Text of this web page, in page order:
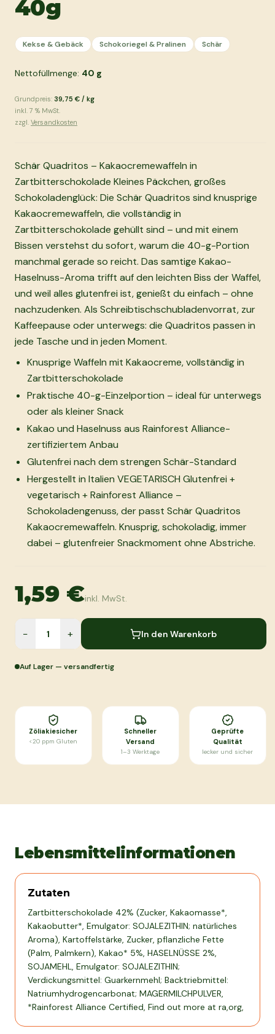
40g
Kekse & Gebäck Schokoriegel & Pralinen Schär
Nettofüllmenge: 40 g
Grundpreis: 39,75 € / kg
inkl. 7 % MwSt.
zzgl. Versandkosten
Schär Quadritos – Kakaocremewaffeln in
Zartbitterschokolade Kleines Päckchen, großes
Schokoladenglück: Die Schär Quadritos sind knusprige
Kakaocremewaffeln, die vollständig in
Zartbitterschokolade gehüllt sind – und mit einem
Bissen verstehst du sofort, warum die 40-g-Portion
manchmal gerade so reicht. Das samtige Kakao-
Haselnuss-Aroma trifft auf den leichten Biss der Waffel,
und weil alles glutenfrei ist, genießt du einfach – ohne
nachzudenken. Als Schreibtischschubladenvorrat, zur
Kaffeepause oder unterwegs: die Quadritos passen in
jede Tasche und in jeden Moment.
Knusprige Waffeln mit Kakaocreme, vollständig in
Zartbitterschokolade
Praktische 40-g-Einzelportion – ideal für unterwegs
oder als kleiner Snack
Kakao und Haselnuss aus Rainforest Alliance-
zertifiziertem Anbau
Glutenfrei nach dem strengen Schär-Standard
Hergestellt in Italien VEGETARISCH Glutenfrei +
vegetarisch + Rainforest Alliance –
Schokoladengenuss, der passt Schär Quadritos
Kakaocremewaffeln. Knusprig, schokoladig, immer
dabei – glutenfreier Snackmoment ohne Abstriche.
1,59 €inkl. MwSt.
− + In den Warenkorb
Auf Lager — versandfertig
Zöliakiesicher
<20 ppm Gluten
Schneller
Versand
1–3 Werktage
Geprüfte
Qualität
lecker und sicher
Lebensmittelinformationen
Zutaten
Zartbitterschokolade 42% (Zucker, Kakaomasse*,
Kakaobutter*, Emulgator: SOJALEZITHIN; natürliches
Aroma), Kartoffelstärke, Zucker, pflanzliche Fette
(Palm, Palmkern), Kakao* 5%, HASELNÜSSE 2%,
SOJAMEHL, Emulgator: SOJALEZITHIN;
Verdickungsmittel: Guarkernmehl; Backtriebmittel:
Natriumhydrogencarbonat; MAGERMILCHPULVER,
*Rainforest Alliance Certified, Find out more at ra,org,